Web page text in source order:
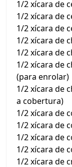
1/2 xícara de
1/2 xícara de
1/2 xícara de
1/2 xícara de
1/2 xícara de
1/2 xícara de
(para enrolar)
1/2 xícara de
a cobertura)
1/2 xícara de
1/2 xícara de
1/2 xícara de
1/2 xícara de
1/2 xícara de